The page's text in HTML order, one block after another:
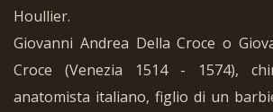
Houllier.
Giovanni Andrea Della Croce o
Croce (Venezia 1514 - 1574),
anatomista italiano, figlio di un